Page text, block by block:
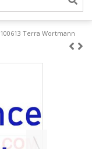
Terra Wortmann